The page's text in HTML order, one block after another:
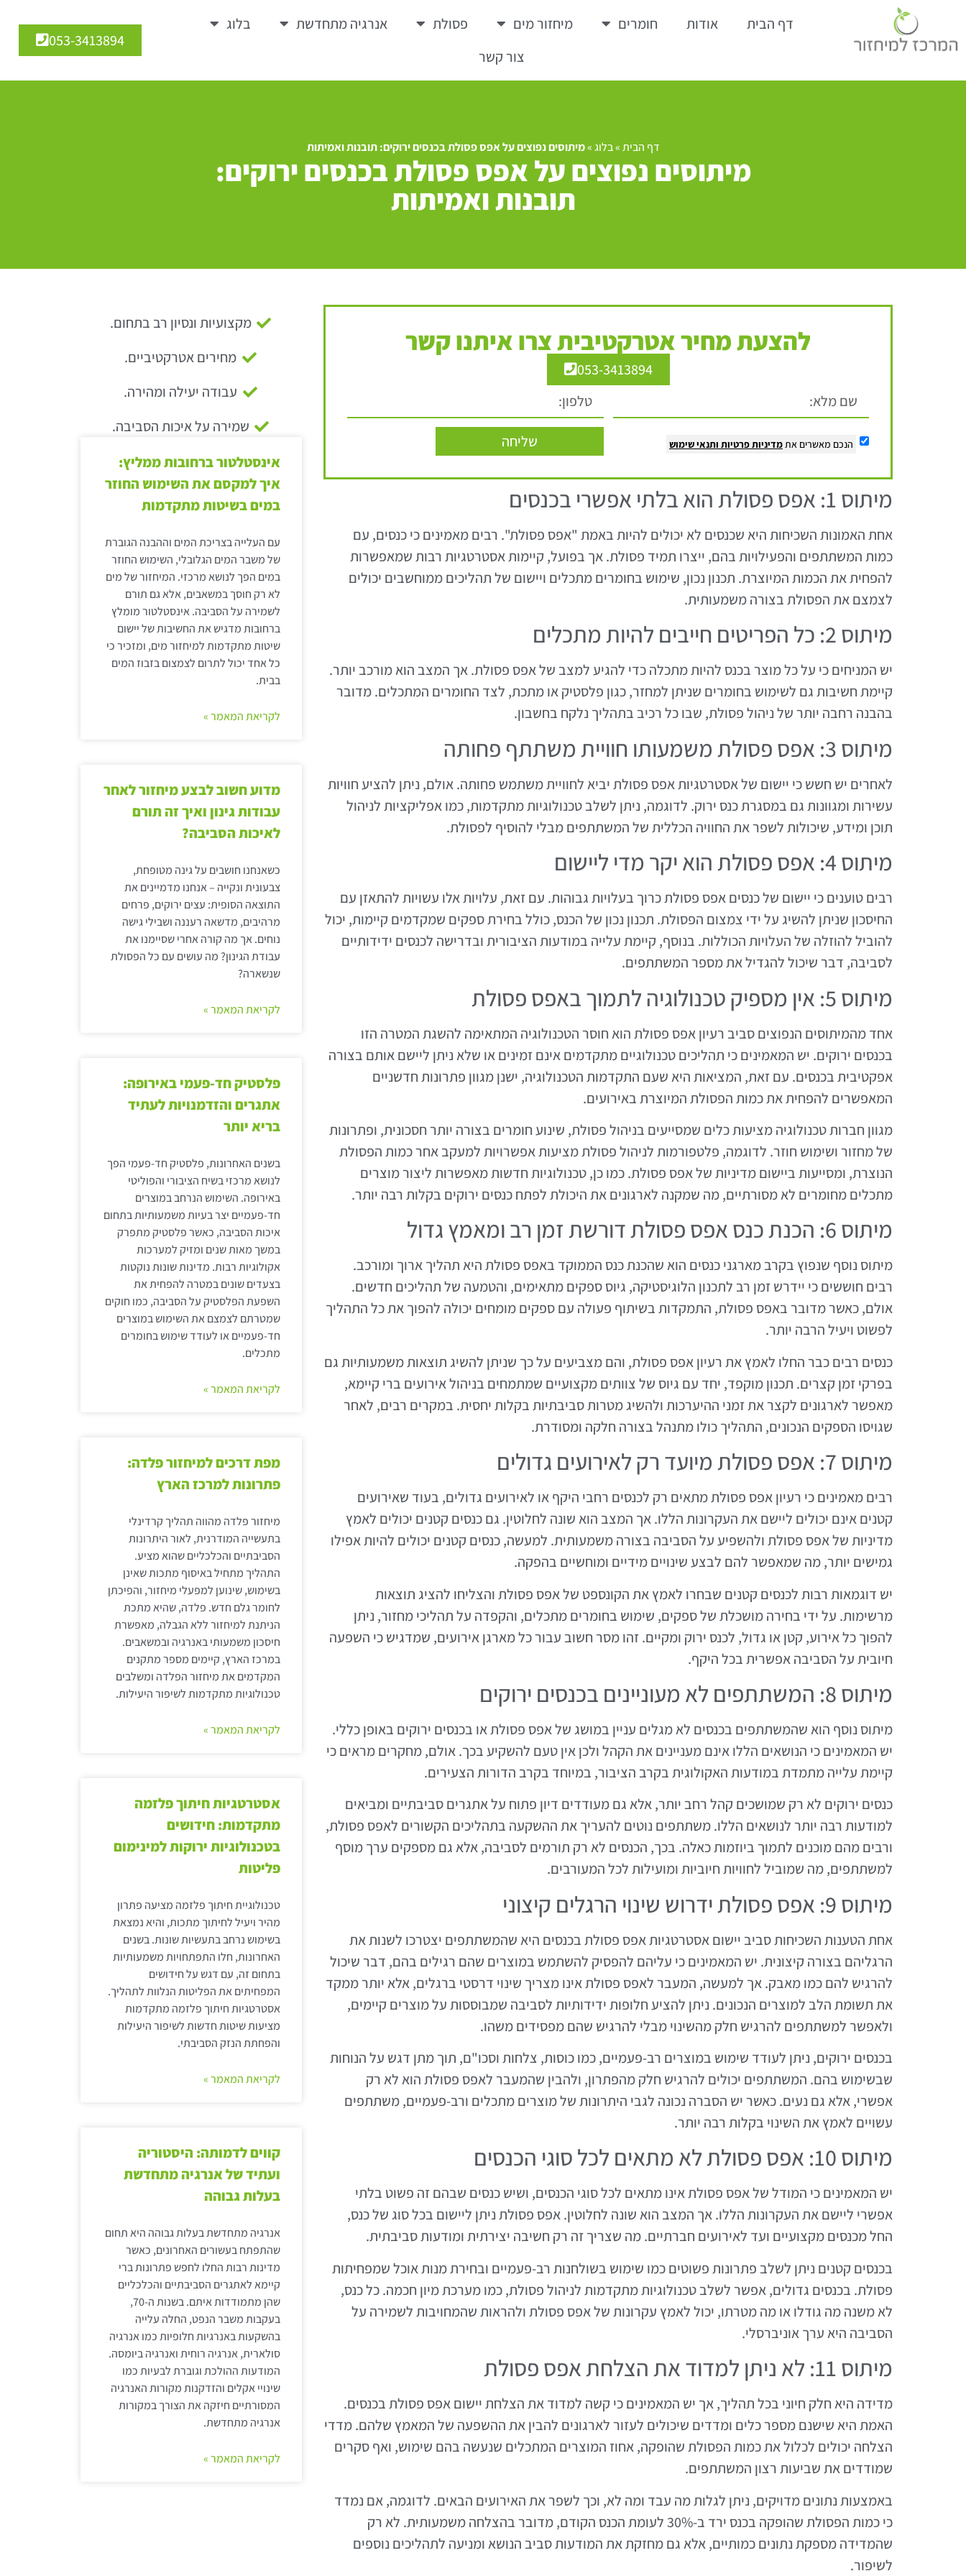
דף הבית אודות חומרים מיחזור מים פסולת אנרגיה מתחדשת
בלוג
צור קשר
053-3413894
דף הבית»בלוג»מיתוסים נפוצים על אפס פסולת בכנסים ירוקים: תובנות ואמיתות
מיתוסים נפוצים על אפס פסולת בכנסים ירוקים:
תובנות ואמיתות
להצעת מחיר אטרקטיבית צרו איתנו קשר
053-3413894
הנכם מאשרים אתמדיניות פרטיות ותנאי שימוש שליחה
מיתוס 1: אפס פסולת הוא בלתי אפשרי בכנסים
אחת האמונות השכיחות היא שכנסים לא יכולים להיות באמת "אפס פסולת". רבים מאמינים כי כנסים, עם
כמות המשתתפים והפעילויות בהם, ייצרו תמיד פסולת. אך בפועל, קיימות אסטרטגיות רבות שמאפשרות
להפחית את הכמות המיוצרת. תכנון נכון, שימוש בחומרים מתכלים ויישום של תהליכים ממוחשבים יכולים
לצמצם את הפסולת בצורה משמעותית.
מיתוס 2: כל הפריטים חייבים להיות מתכלים
יש המניחים כי על כל מוצר בכנס להיות מתכלה כדי להגיע למצב של אפס פסולת. אך המצב הוא מורכב יותר.
קיימת חשיבות גם לשימוש בחומרים שניתן למחזר, כגון פלסטיק או מתכת, לצד החומרים המתכלים. מדובר
בהבנה רחבה יותר של ניהול פסולת, שבו כל רכיב בתהליך נלקח בחשבון.
מיתוס 3: אפס פסולת משמעותו חוויית משתתף פחותה
לאחרים יש חשש כי יישום של אסטרטגיות אפס פסולת יביא לחוויית משתמש פחותה. אולם, ניתן להציע חוויות
עשירות ומגוונות גם במסגרת כנס ירוק. לדוגמה, ניתן לשלב טכנולוגיות מתקדמות, כמו אפליקציות לניהול
תוכן ומידע, שיכולות לשפר את החוויה הכללית של המשתתפים מבלי להוסיף לפסולת.
מיתוס 4: אפס פסולת הוא יקר מדי ליישום
רבים טוענים כי יישום של כנסים אפס פסולת כרוך בעלויות גבוהות. עם זאת, עלויות אלו עשויות להתאזן עם
החיסכון שניתן להשיג על ידי צמצום הפסולת. תכנון נכון של הכנס, כולל בחירת ספקים שמקדמים קיימות, יכול
להוביל להוזלה של העלויות הכוללות. בנוסף, קיימת עלייה במודעות הציבורית ובדרישה לכנסים ידידותיים
לסביבה, דבר שיכול להגדיל את מספר המשתתפים.
מיתוס 5: אין מספיק טכנולוגיה לתמוך באפס פסולת
אחד מהמיתוסים הנפוצים סביב רעיון אפס פסולת הוא חוסר הטכנולוגיה המתאימה להשגת המטרה הזו
בכנסים ירוקים. יש המאמינים כי תהליכים טכנולוגיים מתקדמים אינם זמינים או שלא ניתן ליישם אותם בצורה
אפקטיבית בכנסים. עם זאת, המציאות היא שעם התקדמות הטכנולוגיה, ישנן מגוון פתרונות חדשניים
המאפשרים להפחית את כמות הפסולת המיוצרת באירועים.
מגוון חברות טכנולוגיה מציעות כלים שמסייעים בניהול פסולת, שינוע חומרים בצורה יותר חסכונית, ופתרונות
של מחזור ושימוש חוזר. לדוגמה, פלטפורמות לניהול פסולת מציעות אפשרויות למעקב אחר כמות הפסולת
הנוצרת, ומסייעות ביישום מדיניות של אפס פסולת. כמו כן, טכנולוגיות חדשות מאפשרות ליצור מוצרים
מתכלים מחומרים לא מסורתיים, מה שמקנה לארגונים את היכולת לפתח כנסים ירוקים בקלות רבה יותר.
מיתוס 6: הכנת כנס אפס פסולת דורשת זמן רב ומאמץ גדול
מיתוס נוסף שנפוץ בקרב מארגני כנסים הוא שהכנת כנס הממוקד באפס פסולת היא תהליך ארוך ומורכב.
רבים חוששים כי יידרש זמן רב לתכנון הלוגיסטיקה, גיוס ספקים מתאימים, והטמעה של תהליכים חדשים.
אולם, כאשר מדובר באפס פסולת, התמקדות בשיתוף פעולה עם ספקים מומחים יכולה להפוך את כל התהליך
לפשוט ויעיל הרבה יותר.
כנסים רבים כבר החלו לאמץ את רעיון אפס פסולת, והם מצביעים על כך שניתן להשיג תוצאות משמעותיות גם
בפרקי זמן קצרים. תכנון מוקפד, יחד עם גיוס של צוותים מקצועיים שמתמחים בניהול אירועים ברי קיימא,
מאפשר לארגונים לקצר את זמני ההיערכות ולהשיג מטרות סביבתיות בקלות יחסית. במקרים רבים, לאחר
שגויסו הספקים הנכונים, התהליך כולו מתנהל בצורה חלקה ומסודרת.
מיתוס 7: אפס פסולת מיועד רק לאירועים גדולים
רבים מאמינים כי רעיון אפס פסולת מתאים רק לכנסים רחבי היקף או לאירועים גדולים, בעוד שאירועים
קטנים אינם יכולים ליישם את העקרונות הללו. אך המצב הוא שונה לחלוטין. גם כנסים קטנים יכולים לאמץ
מדיניות של אפס פסולת ולהשפיע על הסביבה בצורה משמעותית. למעשה, כנסים קטנים יכולים להיות אפילו
גמישים יותר, מה שמאפשר להם לבצע שינויים מידיים ומוחשיים בהפקה.
יש דוגמאות רבות לכנסים קטנים שבחרו לאמץ את הקונספט של אפס פסולת והצליחו להציג תוצאות
מרשימות. על ידי בחירה מושכלת של ספקים, שימוש בחומרים מתכלים, והקפדה על תהליכי מחזור, ניתן
להפוך כל אירוע, קטן או גדול, לכנס ירוק ומקיים. זהו מסר חשוב עבור כל מארגן אירועים, שמדגיש כי השפעה
חיובית על הסביבה אפשרית בכל היקף.
מיתוס 8: המשתתפים לא מעוניינים בכנסים ירוקים
מיתוס נוסף הוא שהמשתתפים בכנסים לא מגלים עניין במושג של אפס פסולת או בכנסים ירוקים באופן כללי.
יש המאמינים כי הנושאים הללו אינם מעניינים את הקהל ולכן אין טעם להשקיע בכך. אולם, מחקרים מראים כי
קיימת עלייה מתמדת במודעות האקולוגית בקרב הציבור, במיוחד בקרב הדורות הצעירים.
כנסים ירוקים לא רק שמושכים קהל רחב יותר, אלא גם מעודדים דיון פתוח על אתגרים סביבתיים ומביאים
למודעות רבה יותר לנושאים הללו. משתתפים נוטים להעריך את ההשקעה בתהליכים הקשורים לאפס פסולת,
ורבים מהם מוכנים לתמוך ביוזמות כאלה. בכך, הכנסים לא רק תורמים לסביבה, אלא גם מספקים ערך מוסף
למשתתפים, מה שמוביל לחוויות חיוביות ומועילות לכל המעורבים.
מיתוס 9: אפס פסולת ידרוש שינוי הרגלים קיצוני
אחת הטענות השכיחות סביב יישום אסטרטגיות אפס פסולת בכנסים היא שהמשתתפים יצטרכו לשנות את
הרגליהם בצורה קיצונית. יש המאמינים כי עליהם להפסיק להשתמש במוצרים שהם רגילים בהם, דבר שיכול
להרגיש להם כמו מאבק. אך למעשה, המעבר לאפס פסולת אינו מצריך שינוי דרסטי ברגלים, אלא יותר ממקד
את תשומת הלב למוצרים הנכונים. ניתן להציע חלופות ידידותיות לסביבה שמבוססות על מוצרים קיימים,
ולאפשר למשתתפים להרגיש חלק מהשינוי מבלי להרגיש שהם מפסידים משהו.
בכנסים ירוקים, ניתן לעודד שימוש במוצרים רב-פעמיים, כמו כוסות, צלחות וסכו"ם, תוך מתן דגש על הנוחות
שבשימוש בהם. המשתתפים יכולים להרגיש חלק מהפתרון, ולהבין שהמעבר לאפס פסולת הוא לא רק
אפשרי, אלא גם נעים. כאשר יש הסברה נכונה לגבי היתרונות של מוצרים מתכלים ורב-פעמיים, משתתפים
עשויים לאמץ את השינוי בקלות רבה יותר.
מיתוס 10: אפס פסולת לא מתאים לכל סוגי הכנסים
יש המאמינים כי המודל של אפס פסולת אינו מתאים לכל סוגי הכנסים, ושיש כנסים שבהם זה פשוט בלתי
אפשרי ליישם את העקרונות הללו. אך המצב הוא שונה לחלוטין. אפס פסולת ניתן ליישום בכל סוג של כנס,
החל מכנסים מקצועיים ועד לאירועים חברתיים. מה שצריך זה רק חשיבה יצירתית ומודעות סביבתית.
בכנסים קטנים ניתן לשלב פתרונות פשוטים כמו שימוש בשולחנות רב-פעמיים ובחירת מנות אוכל שמפחיתות
פסולת. בכנסים גדולים, אפשר לשלב טכנולוגיות מתקדמות לניהול פסולת, כמו מערכת מיון חכמה. כל כנס,
לא משנה מה גודלו או מה מטרתו, יכול לאמץ עקרונות של אפס פסולת ולהראות שהמחויבות לשמירה על
הסביבה היא ערך אוניברסלי.
מיתוס 11: לא ניתן למדוד את הצלחת אפס פסולת
מדידה היא חלק חיוני בכל תהליך, אך יש המאמינים כי קשה למדוד את הצלחת יישום אפס פסולת בכנסים.
האמת היא שישנם מספר כלים ומדדים שיכולים לעזור לארגונים להבין את ההשפעה של המאמץ שלהם. מדדי
הצלחה יכולים לכלול את כמות הפסולת שהופקה, אחוז המוצרים המתכלים שנעשה בהם שימוש, ואף סקרים
שמודדים את שביעות רצון המשתתפים.
באמצעות נתונים מדויקים, ניתן לגלות מה עבד ומה לא, וכך לשפר את האירועים הבאים. לדוגמה, אם נמדד
כי כמות הפסולת שהופקה בכנס ירד ב-30% לעומת הכנס הקודם, מדובר בהצלחה משמעותית. לא רק
שהמדידה מספקת נתונים כמותיים, אלא גם מחזקת את המודעות סביב הנושא ומניעה לתהליכים נוספים
לשיפור.
מקצועיות ונסיון רב בתחום.
מחירים אטרקטיביים.
עבודה יעילה ומהירה.
שמירה על איכות הסביבה.
אינסטלטור ברחובות ממליץ:
איך למקסם את השימוש החוזר
במים בשיטות מתקדמות
עם העלייה בצריכת המים וההבנה הגוברת
של משבר המים הגלובלי, השימוש החוזר
במים הפך לנושא מרכזי. המיחזור של מים
לא רק חוסך במשאבים, אלא גם תורם
לשמירה על הסביבה. אינסטלטור מומלץ
ברחובות מדגיש את החשיבות של יישום
שיטות מתקדמות למיחזור מים, ומזכיר כי
כל אחד יכול לתרום לצמצום בזבוז המים
בבית.
לקריאת המאמר »
מדוע חשוב לבצע מיחזור לאחר
עבודות גינון ואיך זה תורם
לאיכות הסביבה?
כשאנחנו חושבים על גינה מטופחת,
צבעונית ונקייה – אנחנו מדמיינים את
התוצאה הסופית: עצים ירוקים, פרחים
מרהיבים, מדשאה רעננה ושבילי גישה
נוחים. אך מה קורה אחרי שסיימנו את
עבודת הגינון? מה עושים עם כל הפסולת
שנשארה?
לקריאת המאמר »
פלסטיק חד-פעמי באירופה:
אתגרים והזדמנויות לעתיד
בריא יותר
בשנים האחרונות, פלסטיק חד-פעמי הפך
לנושא מרכזי בשיח הציבורי והפוליטי
באירופה. השימוש הנרחב במוצרים
חד-פעמיים יצר בעיות משמעותיות בתחום
איכות הסביבה, כאשר פלסטיק מתפרק
במשך מאות שנים ומזיק למערכות
אקולוגיות רבות. מדינות שונות נוקטות
בצעדים שונים במטרה להפחית את
השפעת הפלסטיק על הסביבה, כמו חוקים
שמטרתם לצמצם את השימוש במוצרים
חד-פעמיים או לעודד שימוש בחומרים
מתכלים.
לקריאת המאמר »
מפת דרכים למיחזור פלדה:
פתרונות למרכז הארץ
מיחזור פלדה מהווה תהליך קרדינלי
בתעשייה המודרנית, לאור היתרונות
הסביבתיים והכלכליים שהוא מציע.
התהליך מתחיל באיסוף מתכות שאינן
בשימוש, שינוען למפעלי מיחזור, והפיכתן
לחומר גלם חדש. פלדה, שהיא מתכת
הניתנת למיחזור ללא הגבלה, מאפשרת
חיסכון משמעותי באנרגיה ובמשאבים.
במרכז הארץ, קיימים מספר מתקנים
המקדמים את מיחזור הפלדה ומשלבים
טכנולוגיות מתקדמות לשיפור היעילות.
לקריאת המאמר »
אסטרטגיות חיתוך פלזמה
מתקדמות: חידושים
בטכנולוגיות ירוקות למינימום
פליטות
טכנולוגיית חיתוך פלזמה מציעה פתרון
מהיר ויעיל לחיתוך מתכות, והיא נמצאת
בשימוש נרחב בתעשיות שונות. בשנים
האחרונות, חלו התפתחויות משמעותיות
בתחום זה, עם דגש על חידושים
המפחיתים את הפליטות הנלוות לתהליך.
אסטרטגיות חיתוך פלזמה מתקדמות
מציעות שיטות חדשות לשיפור היעילות
והפחתת הנזק הסביבתי.
לקריאת המאמר »
קווים לדמותה: היסטוריה
ועתיד של אנרגיה מתחדשת
בעלות גבוהה
אנרגיה מתחדשת בעלות גבוהה היא תחום
שהתפתח בעשורים האחרונים, כאשר
מדינות רבות החלו לחפש פתרונות ברי
קיימא לאתגרים הסביבתיים והכלכליים
שהן מתמודדות איתם. בשנות ה-70,
בעקבות משבר הנפט, החלה עלייה
בהשקעות באנרגיות חלופיות כמו אנרגיה
סולארית, אנרגיה רוחית ואנרגיה ביומסה.
המודעות ההולכת וגוברת לבעיות כמו
שינויי אקלים והזדקנות מקורות האנרגיה
המסורתיים חיזקה את הצורך במקורות
אנרגיה מתחדשת.
לקריאת המאמר »